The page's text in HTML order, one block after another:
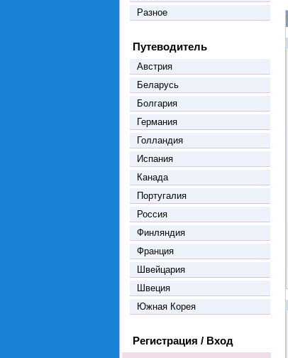
Разное
Путеводитель
Австрия
Беларусь
Болгария
Германия
Голландия
Испания
Канада
Португалия
Россия
Финляндия
Франция
Швейцария
Швеция
Южная Корея
Регистрация / Вход